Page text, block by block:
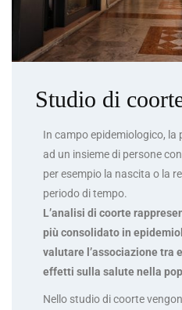
Studio di
In campo epidemiologico, la
ad un insieme di persone
per esempio la nascita o la
periodo di tempo.
L’analisi di coorte
più consolidato in
valutare l’associazione tra
effetti sulla salute nella
Nello studio di coorte